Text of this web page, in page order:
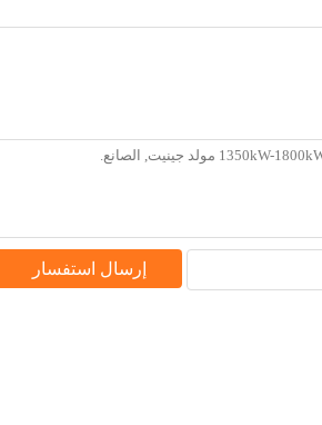
إرسال استفسار